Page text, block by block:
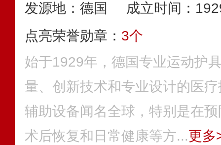
发源地：德国
成立时间：
点亮荣誉勋章： 3个
始于1929年，德国专业运动护
量、创新技术和专业设计的医
辅助设备闻名全球，特别是在
术后恢复和日常健康等方...更多